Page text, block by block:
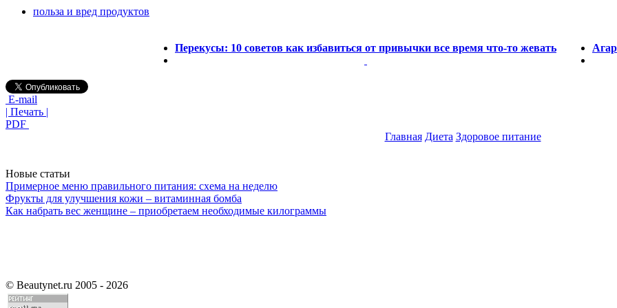
польза и вред продуктов
Перекусы: 10 советов как избавиться от привычки все время что-то жевать
E-mail
| Печать |
PDF
Главная Диета Здоровое питание
Новые статьи
Примерное меню правильного питания: схема на неделю
Фрукты для улучшения кожи – витаминная бомба
Как набрать вес женщине – приобретаем необходимые килограммы
© Beautynet.ru 2005 - 2026